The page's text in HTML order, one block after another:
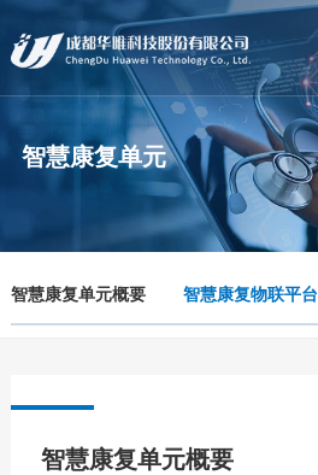
智慧康复单元
智慧康复单元概要 智慧康复物联平台
智慧康复单元概要